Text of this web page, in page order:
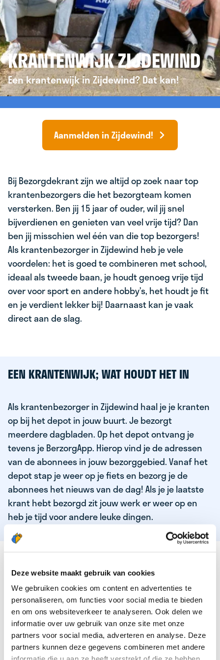
Deze website maakt gebruik van cookies
We gebruiken cookies om content en advertenties te
personaliseren, om functies voor social media te bieden
en om ons websiteverkeer te analyseren. Ook delen we
informatie over uw gebruik van onze site met onze
partners voor social media, adverteren en analyse. Deze
partners kunnen deze gegevens combineren met andere
KRANTENWIJK ZIJDEWIND
Een krantenwijk in Zijdewind? Dat kan!
Aanmelden in Zijdewind!
Bij Bezorgdekrant zijn we altijd op zoek naar top
krantenbezorgers die het bezorgteam komen
versterken. Ben jij 15 jaar of ouder, wil jij snel
bijverdienen en genieten van veel vrije tijd? Dan
ben jij misschien wel één van die top bezorgers!
Als krantenbezorger in Zijdewind heb je vele
voordelen: het is goed te combineren met school,
ideaal als tweede baan, je houdt genoeg vrije tijd
over voor sport en andere hobby’s, het houdt je fit
en je verdient lekker bij! Daarnaast kan je vaak
direct aan de slag.
EEN KRANTENWIJK; WAT HOUDT HET IN
Als krantenbezorger in Zijdewind haal je je kranten
op bij het depot in jouw buurt. Je bezorgt
meerdere dagbladen. Op het depot ontvang je
tevens je BerzorgApp. Hierop vind je de adressen
van de abonnees in jouw bezorggebied. Vanaf het
depot stap je weer op je fiets en bezorg je de
abonnees het nieuws van de dag! Als je je laatste
krant hebt bezorgd zit jouw werk er weer op en
heb je tijd voor andere leuke dingen.
DEZE KWALITEITEN HEEFT ONZE TOP
KRANTENBEZORGER
Je bent verantwoordelijk en zelfstandig
Je houdt van lekker bewegen in de frisse lucht
Je houdt vooral van fijn werk dat lekker bijverdient!
Je wordt blij van het bezorgen van het laatste nieuws